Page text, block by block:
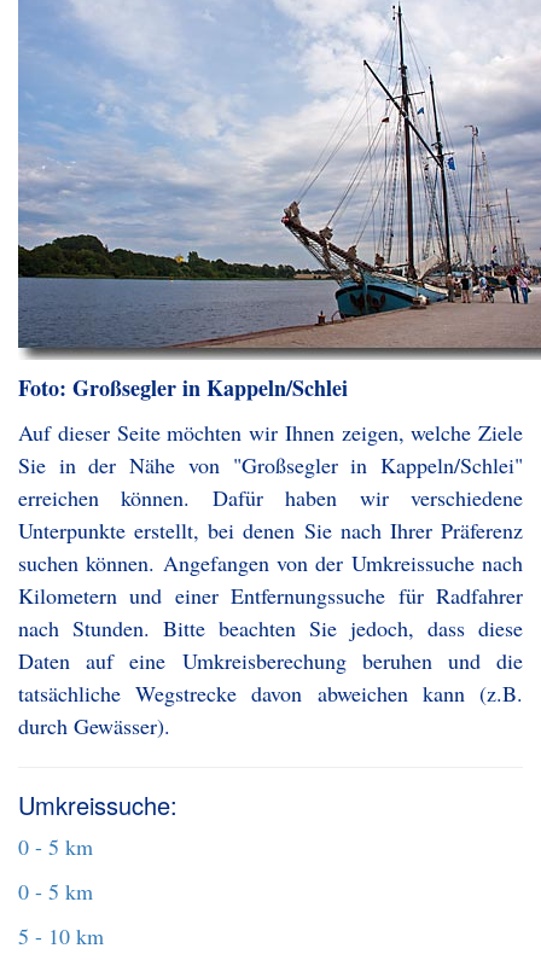
Foto: Großsegler in Kappeln/Schlei
Auf dieser Seite möchten wir Ihnen zeigen, welche Ziele
Sie in der Nähe von "Großsegler in Kappeln/Schlei"
erreichen können. Dafür haben wir verschiedene
Unterpunkte erstellt, bei denen Sie nach Ihrer Präferenz
suchen können. Angefangen von der Umkreissuche nach
Kilometern und einer Entfernungssuche für Radfahrer
nach Stunden. Bitte beachten Sie jedoch, dass diese
Daten auf eine Umkreisberechung beruhen und die
tatsächliche Wegstrecke davon abweichen kann (z.B.
durch Gewässer).
Umkreissuche:
0 - 5 km
0 - 5 km
5 - 10 km